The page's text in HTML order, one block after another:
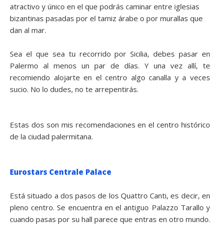
atractivo y único en el que podrás caminar entre iglesias
bizantinas pasadas por el tamiz árabe o por murallas que
dan al mar.
Sea el que sea tu recorrido por Sicilia, debes pasar en
Palermo al menos un par de días. Y una vez allí, te
recomiendo alojarte en el centro algo canalla y a veces
sucio. No lo dudes, no te arrepentirás.
Estas dos son mis recomendaciones en el centro histórico
de la ciudad palermitana.
Eurostars Centrale Palace
Está situado a dos pasos de los Quattro Canti, es decir, en
pleno centro. Se encuentra en el antiguo Palazzo Tarallo y
cuando pasas por su hall parece que entras en otro mundo.